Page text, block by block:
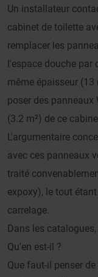
Un installateur
cabinet de toilette
remplacer les
l'espace douche par
même épaisseur
poser des
(3.2 m²) de ce
L'argumentaire
avec ces panneaux
traité
expoxy), le tout
carrelage.
Dans les
Qu'en est-il ?
Que faut-il penser